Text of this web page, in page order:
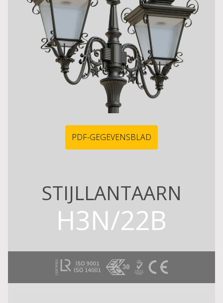
PDF-GEGEVENSBLAD
STIJLLANTAARN
H3N/22B